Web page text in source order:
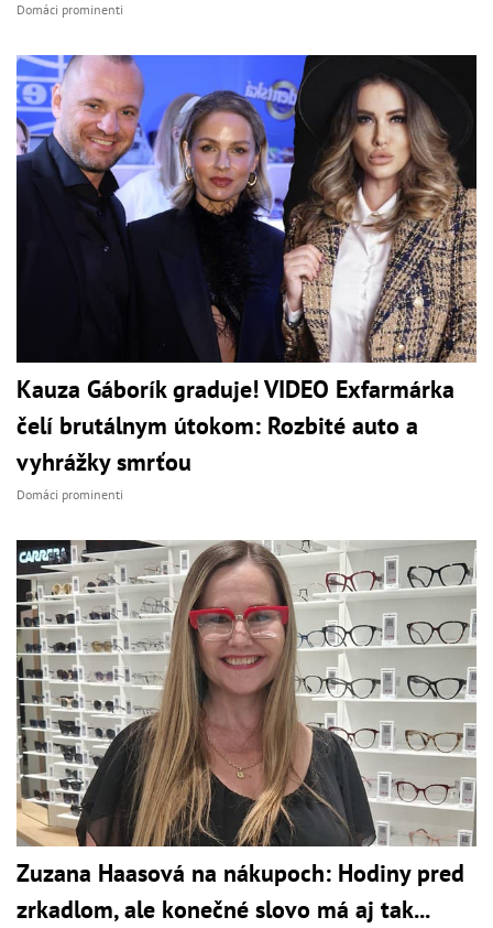
Domáci prominenti
Kauza Gáborík graduje! VIDEO Exfarmárka
čelí brutálnym útokom: Rozbité auto a
vyhrážky smrťou
Domáci prominenti
Zuzana Haasová na nákupoch: Hodiny pred
zrkadlom, ale konečné slovo má aj tak...